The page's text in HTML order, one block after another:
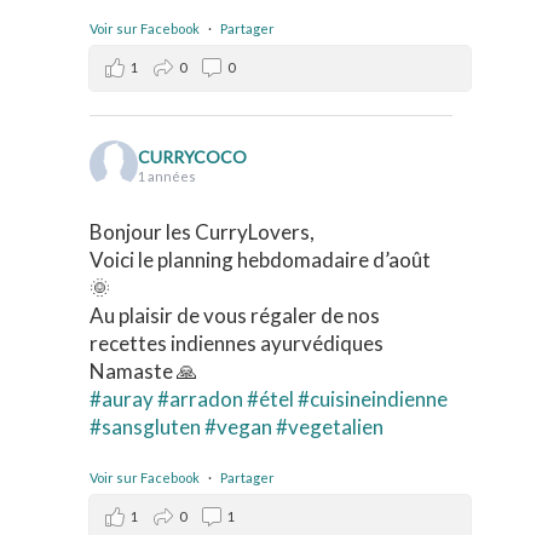
Voir sur Facebook · Partager
1 0 0
CURRYCOCO
1 années
Bonjour les CurryLovers,
Voici le planning hebdomadaire d’août
🌞
Au plaisir de vous régaler de nos
recettes indiennes ayurvédiques
Namaste 🙏
#auray#arradon#étel#cuisineindienne
#sansgluten#vegan#vegetalien
Voir sur Facebook · Partager
1 0 1